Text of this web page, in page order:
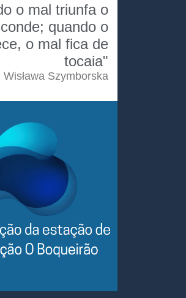
o mal triunfa o
quando o
o mal fica de
tocaia"
Wisława Szymborska